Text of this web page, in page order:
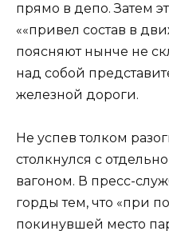
прямо в депо. Затем
««привел состав в
поясняют нынче не
над собой
железной дороги.
Не успев толком
столкнулся с
вагоном. В пресс-
горды тем, что «при
покинувшей место